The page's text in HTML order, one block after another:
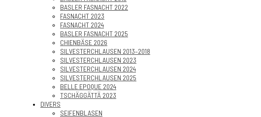
BASLER FASNACHT 2022
FASNACHT 2023
FASNACHT 2024
BASLER FASNACHT 2025
CHIENBÄSE 2026
SILVESTERCHLAUSEN 2013–2018
SILVESTERCHLAUSEN 2023
SILVESTERCHLAUSEN 2024
SILVESTERCHLAUSEN 2025
BELLE EPOQUE 2024
TSCHÄGGÄTTÄ 2023
DIVERS
SEIFENBLASEN